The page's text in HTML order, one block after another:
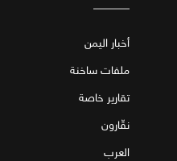
أخبار اليمن
ملفات ساخنة
تقارير خاصة
نقّارون
العرب